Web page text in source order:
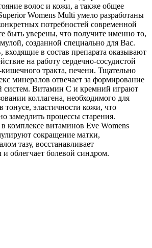
волос и кожи, а также общее
Womens Multi умело разработаны
потребностей современной
уверены, что получите именно то,
созданной специально для Вас.
в состав препарата оказывают
на работу сердечно-сосудистой
тракта, печени. Тщательно
минералов отвечает за формирование
систем. Витамин С и кремний играют
коллагена, необходимого для
эластичности кожи, что
замедлить процессы старения.
комплексе витаминов Eve Womens
сокращение матки,
тазу, восстанавливает
облегчает болевой синдром.